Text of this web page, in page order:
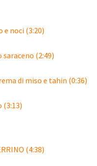
noci (3:20)
(2:49)
di miso e tahin (0:36)
(4:38)